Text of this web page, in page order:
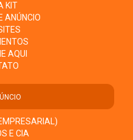
KIT
ANÚNCIO
AQUI
E CIA